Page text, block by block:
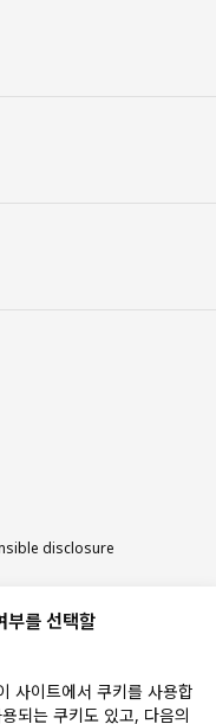
disclosure
이케아 광명점
부를 선택할
사이트에서 쿠키를 사용합
되는 쿠키도 있고, 다음의